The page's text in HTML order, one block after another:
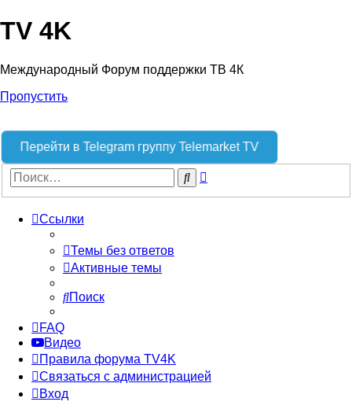
TV 4K
Международный Форум поддержки ТВ 4К
Пропустить
Перейти в Telegram группу Telemarket TV
Поиск
Ссылки
Темы без ответов
Активные темы
Поиск
FAQ
Видео
Правила форума TV4K
Связаться с администрацией
Вход